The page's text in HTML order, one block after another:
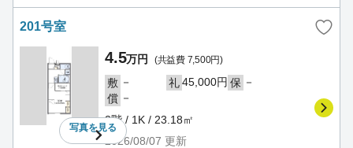
201号室
写真を見る
4.5万円 (共益費 7,500円)
敷 － 礼45,000円 保 －
償 －
2階 / 1K / 23.18㎡
2026/08/07 更新